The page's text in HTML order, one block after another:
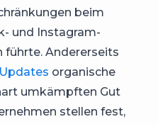
beim
und Instagram-
führte. Andererseits
organische
umkämpften Gut
stellen fest,